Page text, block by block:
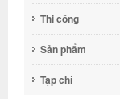
Thi công
Sản phẩm
Tạp chí